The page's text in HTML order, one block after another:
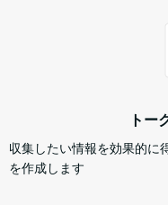
トー
収集したい情報を効果的に
を作成します